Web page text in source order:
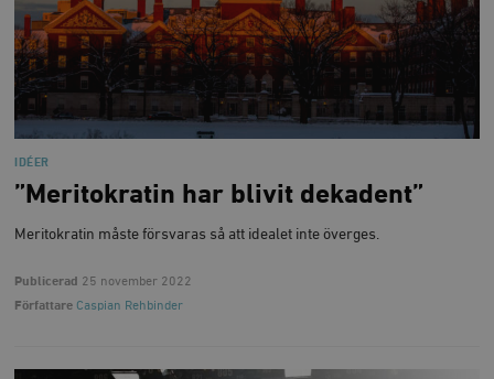
IDÉER
”Meritokratin har blivit dekadent”
Meritokratin måste försvaras så att idealet inte överges.
Publicerad 25 november 2022
Författare Caspian Rehbinder